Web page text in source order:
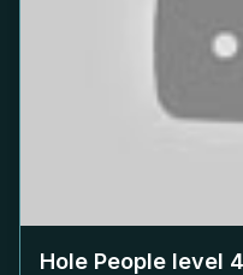
Hole People level